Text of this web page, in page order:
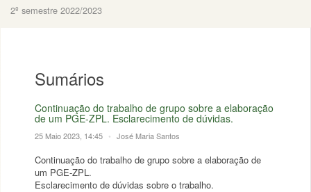
2º semestre 2022/2023
Sumários
Continuação do trabalho de grupo sobre a elaboração
de um PGE-ZPL. Esclarecimento de dúvidas.
25 Maio 2023, 14:45 • José Maria Santos
Continuação do trabalho de grupo sobre a elaboração de
um PGE-ZPL.
Esclarecimento de dúvidas sobre o trabalho.